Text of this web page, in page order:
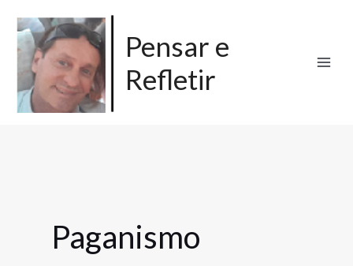
para
conteúdo
Pensar e
Refletir
Paganismo